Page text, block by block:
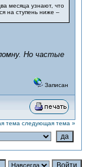
месяца узнают, что
на ступень ниже –
Но частые
Записан
тема следующая тема »